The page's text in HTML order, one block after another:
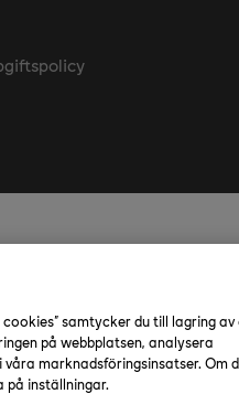
samtycker du till lagring av
på webbplatsen, analysera
marknadsföringsinsatser. Om
på inställningar.